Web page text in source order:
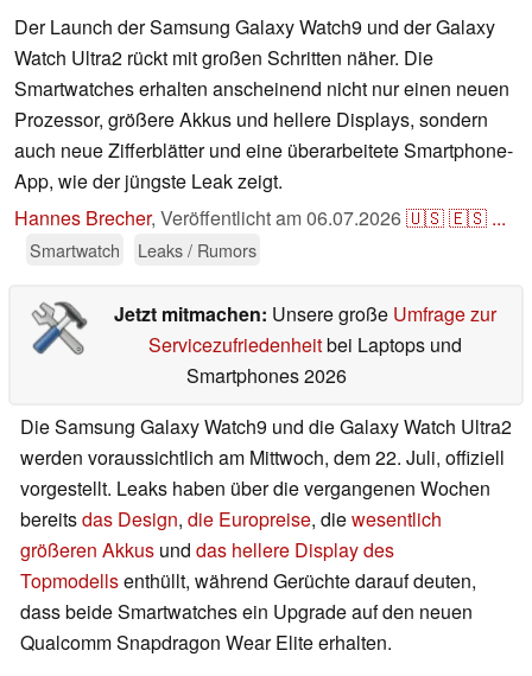
Der Launch der Samsung Galaxy Watch9 und der Galaxy
Watch Ultra2 rückt mit großen Schritten näher. Die
Smartwatches erhalten anscheinend nicht nur einen neuen
Prozessor, größere Akkus und hellere Displays, sondern
auch neue Zifferblätter und eine überarbeitete Smartphone-
App, wie der jüngste Leak zeigt.
Hannes Brecher, Veröffentlicht am06.07.2026🇺🇸🇪🇸 ...
Smartwatch Leaks / Rumors
Jetzt mitmachen: Unsere große Umfrage zur
Servicezufriedenheitbei Laptops und
Smartphones 2026
Die Samsung Galaxy Watch9 und die Galaxy Watch Ultra2
werden voraussichtlich am Mittwoch, dem 22. Juli, offiziell
vorgestellt. Leaks haben über die vergangenen Wochen
bereitsdas Design, die Europreise, diewesentlich
größeren Akkus und das hellere Display des
Topmodellsenthüllt, während Gerüchte darauf deuten,
dass beide Smartwatches ein Upgrade auf den neuen
Qualcomm Snapdragon Wear Elite erhalten.